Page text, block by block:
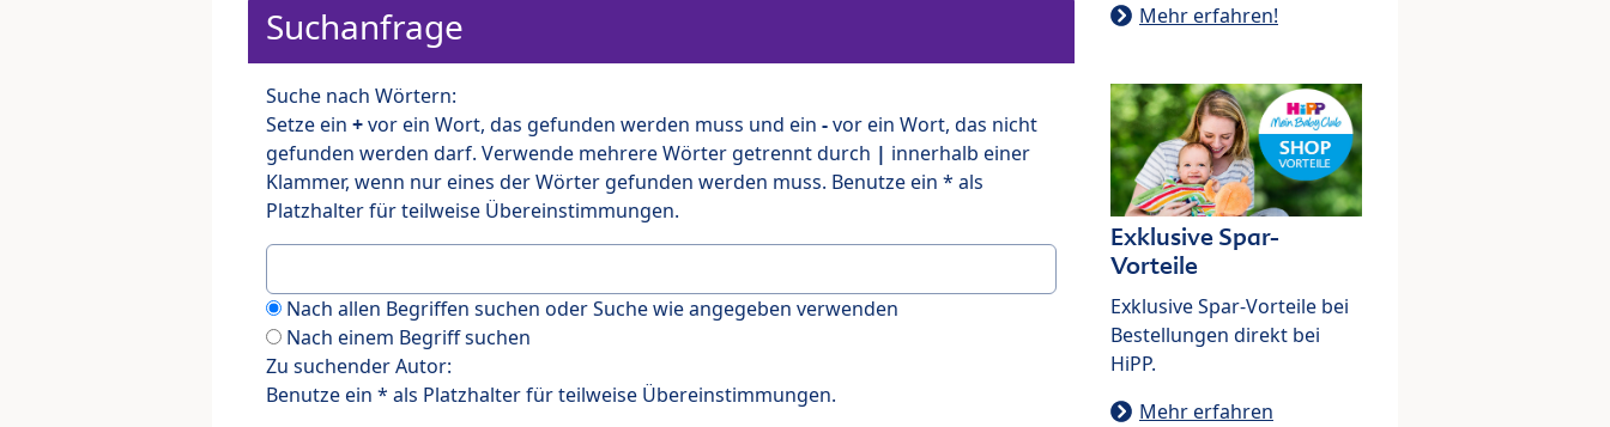
Suchanfrage
Suche nach Wörtern:
Setze ein +vor ein Wort, das gefunden werden muss und ein -vor ein Wort, das nicht
gefunden werden darf. Verwende mehrere Wörter getrennt durch | innerhalb einer
Klammer, wenn nur eines der Wörter gefunden werden muss. Benutze ein * als
Platzhalter für teilweise Übereinstimmungen.
Nach allen Begriffen suchen oder Suche wie angegeben verwenden
Nach einem Begriff suchen
Zu suchender Autor:
Benutze ein * als Platzhalter für teilweise Übereinstimmungen.
Mehr erfahren!
Exklusive Spar-
Vorteile
Exklusive Spar-Vorteile bei
Bestellungen direkt bei
HiPP.
Mehr erfahren